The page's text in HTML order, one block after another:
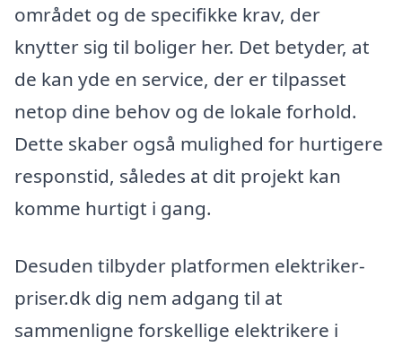
området og de specifikke krav, der
knytter sig til boliger her. Det betyder, at
de kan yde en service, der er tilpasset
netop dine behov og de lokale forhold.
Dette skaber også mulighed for hurtigere
responstid, således at dit projekt kan
komme hurtigt i gang.
Desuden tilbyder platformen elektriker-
priser.dk dig nem adgang til at
sammenligne forskellige elektrikere i